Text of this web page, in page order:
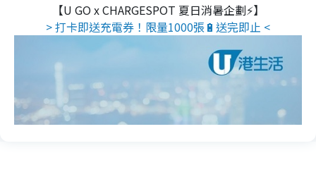
【U GO x CHARGESPOT 夏日消暑企劃⚡】
> 打卡即送充電券！限量1000張🔋送完即止 <